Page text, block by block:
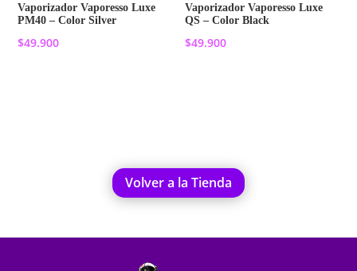
Vaporizador Vaporesso Luxe
PM40 – Color Silver
$49.900
Vaporizador Vaporesso Luxe
QS – Color Black
$49.900
Volver a la Tienda